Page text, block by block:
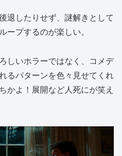
退したりせず、謎解きとして
ープするのが楽しい。
しいホラーではなく、コメデ
るパターンを色々見せてくれ
かよ！展開など人死にが笑え